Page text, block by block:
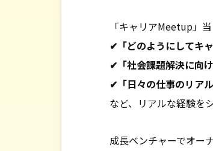
「キャリアMeetup」
✔「どのようにしてキ
✔「社会課題解決に向
✔「日々の仕事のリア
など、リアルな経験を
成長ベンチャーでオー